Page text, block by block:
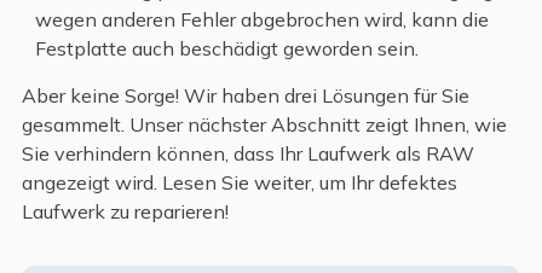
wegen anderen Fehler abgebrochen wird, kann die
Festplatte auch beschädigt geworden sein.
Aber keine Sorge! Wir haben drei Lösungen für Sie
gesammelt. Unser nächster Abschnitt zeigt Ihnen, wie
Sie verhindern können, dass Ihr Laufwerk als RAW
angezeigt wird. Lesen Sie weiter, um Ihr defektes
Laufwerk zu reparieren!